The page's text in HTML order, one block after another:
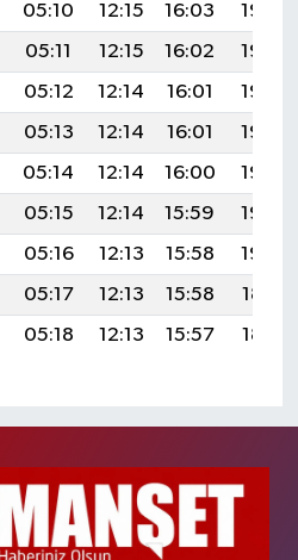
05:10 12:15 16:03
19:09
05:11 12:15 16:02
19:08
05:12 12:14 16:01
19:06
05:13 12:14 16:01
19:05
05:14 12:14 16:00
19:03
05:15 12:14 15:59
19:02
05:16 12:13 15:58
19:00
05:17 12:13 15:58
18:59
05:18 12:13 15:57 18:57